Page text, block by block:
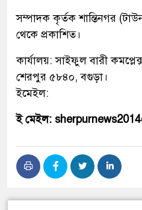
সম্পাদক কৃর্তক শান্তিনগর
থেকে প্রকাশিত।
কার্যালয়: সাইফুল বারী
শেরপুর ৫৮৪০, বগুড়া।
ইমেইল:
ই মেইল: